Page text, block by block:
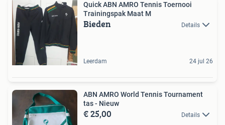
Quick ABN AMRO Tennis Toernooi
Trainingspak Maat M
Bieden Details
Leerdam 24 jul 26
ABN AMRO World Tennis Tournament
tas - Nieuw
€ 25,00 Details